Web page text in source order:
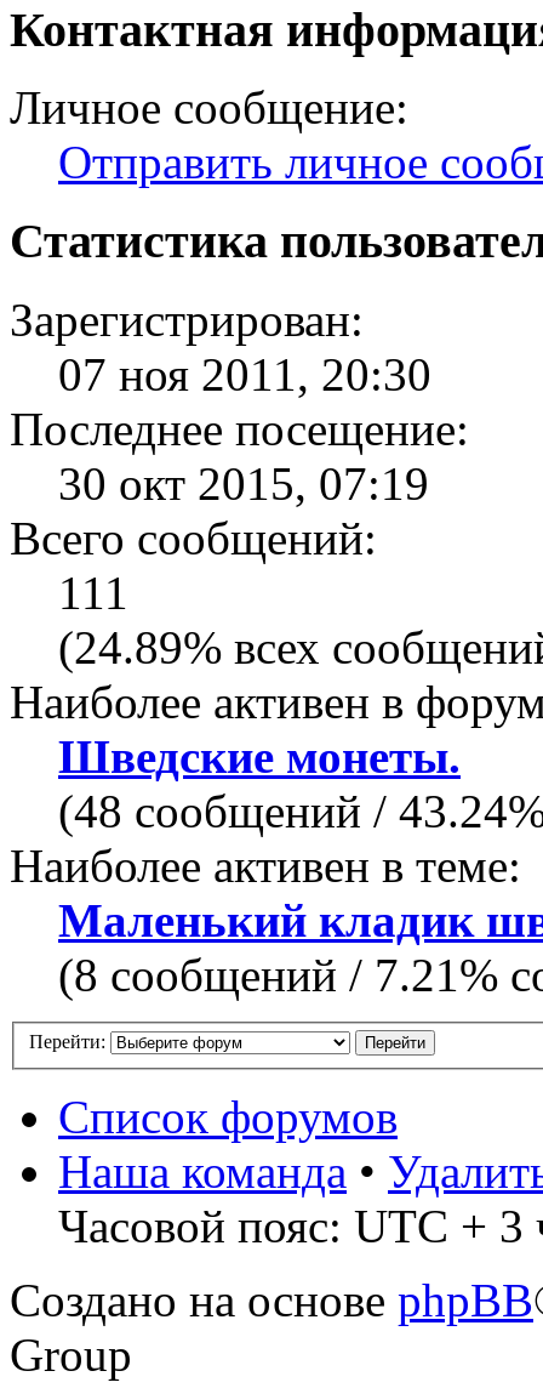
Контактная
Личное сообщение:
Отправить личное
Статистика
Зарегистрирован:
07 ноя 2011, 20:30
Последнее посещение:
30 окт 2015, 07:19
Всего сообщений:
111
(24.89% всех
Наиболее активен в
Шведские монеты.
(48 сообщений /
Наиболее активен в теме:
Маленький кладик
(8 сообщений / 7.21%
Перейти:
Список форумов
Наша команда •
Часовой пояс: UTC + 3
Создано на основе phpBB
Group